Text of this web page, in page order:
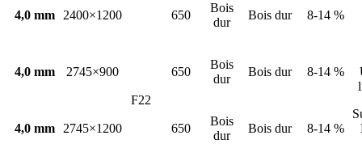
F22
4,0 mm 2400×1200 650
Bois
dur
Bois dur 8-14 %
4,0 mm 2745×900 650
Bois
dur
Bois dur 8-14 %
4,0 mm 2745×1200 650
Bois
dur
Bois dur 8-14 %